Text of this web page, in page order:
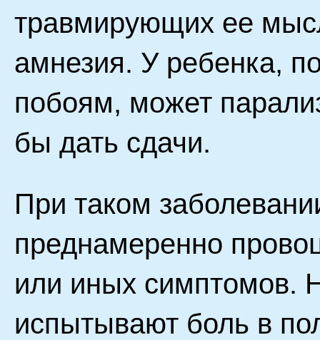
травмирующих ее
амнезия. У ребенка,
побоям, может
бы дать сдачи.
При таком
преднамеренно
или иных симптомов.
испытывают боль в